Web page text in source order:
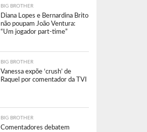
BIG BROTHER
Diana Lopes e Bernardina Brito
não poupam João Ventura:
“Um jogador part-time”
BIG BROTHER
Vanessa expõe ‘crush’ de
Raquel por comentador da TVI
BIG BROTHER
Comentadores debatem